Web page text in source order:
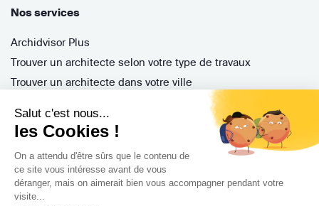
Salut c'est nous...
les Cookies !
On a attendu d'être sûrs que le contenu de
ce site vous intéresse avant de vous
déranger, mais on aimerait bien vous accompagner pendant votre
visite...
Nos services
Archidvisor Plus
Trouver un architecte selon votre type de travaux
Trouver un architecte dans votre ville
Rejoignez-nous !